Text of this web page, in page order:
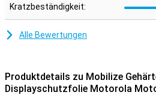
Kratzbeständigkeit:
Alle Bewertungen
Produktdetails zu Mobilize
Displayschutzfolie Motorola